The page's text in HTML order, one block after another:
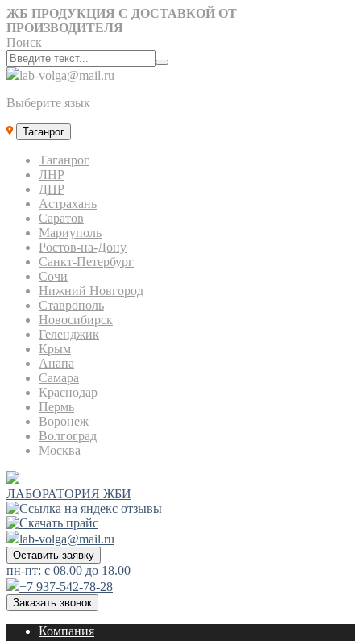
ЖБ ПРОДУКЦИЯ С ДОСТАВКОЙ ОТ
ПРОИЗВОДИТЕЛЯ
Поиск
lab-volga@mail.ru
Выберите язык
Таганрог
Таганрог
ЛНР
ДНР
Астрахань
Саратов
Мариуполь
Ростов-на-Дону
Санкт-Петербург
Сочи
Нижний Новгород
Ставрополь
Новосибирск
Геленджик
Крым
Анапа
Самара
Краснодар
Пермь
Воронеж
Волгоград
Москва
ЛАБОРАТОРИЯ ЖБИ
lab-volga@mail.ru
Оставить заявку
пн-пт: с 08.00 до 18.00
+7 937-542-78-28
Заказать звонок
Компания